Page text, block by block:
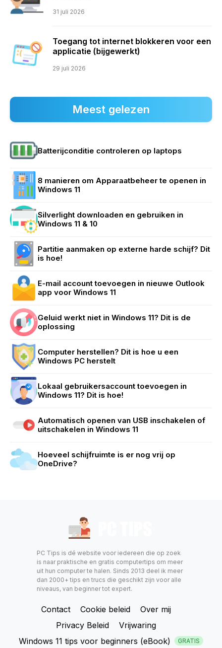
31 juli 2026
Toegang tot internet blokkeren voor een
applicatie (bijgewerkt)
29 juli 2026
Meest gelezen
Batterijconditie controleren op laptops
8 manieren om Apparaatbeheer te openen in
Windows 11
Silverlight downloaden en gebruiken in
Windows 11 & 10
Partitie aanmaken op externe harde schijf? Dit
is hoe!
E-mail account toevoegen in nieuwe Outlook
app voor Windows 11
Geluid werkt niet in Windows 11? Dit is de
oplossing
Computer herstellen? Dit is hoe u een
Windows PC herstelt
Lokaal gebruikersaccount toevoegen in
Windows 11? Dit is hoe!
Automatisch openen van USB inschakelen of
uitschakelen in Windows 11
Hoeveel schijfruimte is er nog vrij op
OneDrive?
PC Tips is dé website voor iedereen die op zoek
is naar praktische en gratis computertips om meer
uit hun computer te halen. Sinds 2013 deel ik meer
dan 2000+ tips en trucs die geschikt zijn voor alle
niveaus, van beginner tot expert.
Contact Cookie beleid
Over mij
Privacy Beleid
Vrijwaring
Windows 11 tips voor beginners (eBook)
GRATIS